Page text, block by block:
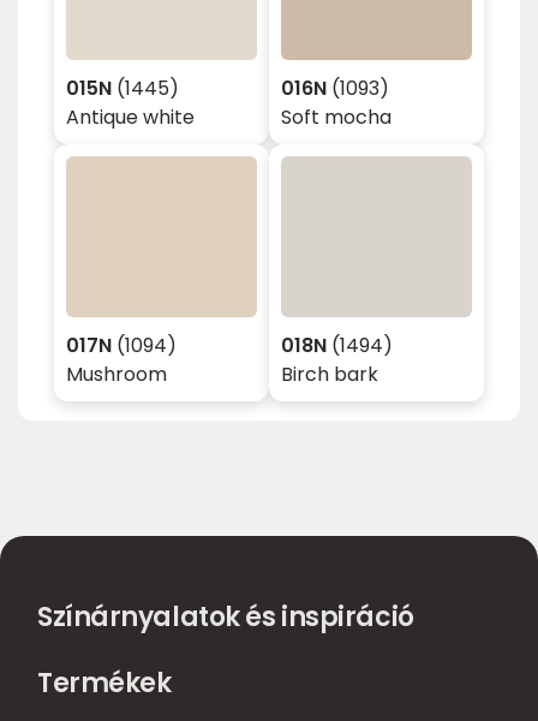
015N (1445)
Antique white
016N (1093)
Soft mocha
017N (1094)
Mushroom
018N (1494)
Birch bark
Színárnyalatok és inspiráció
Termékek